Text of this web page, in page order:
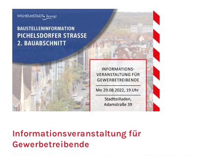
Informationsveranstaltung für
Gewerbetreibende